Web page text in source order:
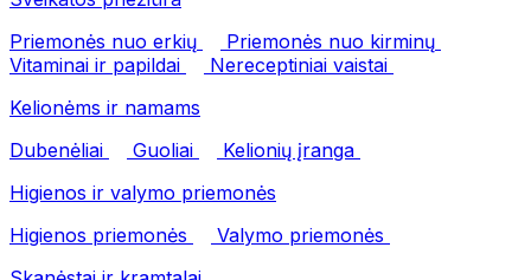
Priemonės nuo erkių
Priemonės nuo kirminų
Vitaminai ir papildai
Nereceptiniai vaistai
Kelionėms ir namams
Dubenėliai
Guoliai
Kelionių įranga
Higienos ir valymo priemonės
Higienos priemonės
Valymo priemonės